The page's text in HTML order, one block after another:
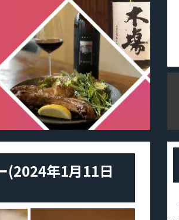
(2024年1月11日